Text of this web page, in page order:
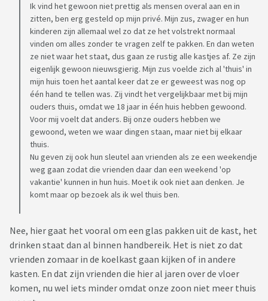
Ik vind het gewoon niet prettig als mensen overal aan en in
zitten, ben erg gesteld op mijn privé. Mijn zus, zwager en hun
kinderen zijn allemaal wel zo dat ze het volstrekt normaal
vinden om alles zonder te vragen zelf te pakken. En dan weten
ze niet waar het staat, dus gaan ze rustig alle kastjes af. Ze zijn
eigenlijk gewoon nieuwsgierig. Mijn zus voelde zich al 'thuis' in
mijn huis toen het aantal keer dat ze er geweest was nog op
één hand te tellen was. Zij vindt het vergelijkbaar met bij mijn
ouders thuis, omdat we 18 jaar in één huis hebben gewoond.
Voor mij voelt dat anders. Bij onze ouders hebben we
gewoond, weten we waar dingen staan, maar niet bij elkaar
thuis.
Nu geven zij ook hun sleutel aan vrienden als ze een weekendje
weg gaan zodat die vrienden daar dan een weekend 'op
vakantie' kunnen in hun huis. Moet ik ook niet aan denken. Je
komt maar op bezoek als ik wel thuis ben.
Nee, hier gaat het vooral om een glas pakken uit de kast, het
drinken staat dan al binnen handbereik. Het is niet zo dat
vrienden zomaar in de koelkast gaan kijken of in andere
kasten. En dat zijn vrienden die hier al jaren over de vloer
komen, nu wel iets minder omdat onze zoon niet meer thuis